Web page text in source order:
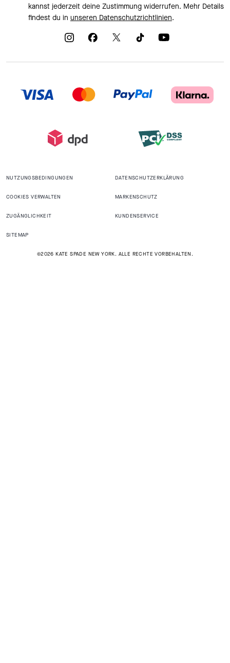
kannst jederzeit deine Zustimmung widerrufen. Mehr Details
findest du in unseren Datenschutzrichtlinien.
NUTZUNGSBEDINGUNGEN DATENSCHUTZERKLÄRUNG
COOKIES VERWALTEN MARKENSCHUTZ
ZUGÄNGLICHKEIT KUNDENSERVICE
SITEMAP
©2026 KATE SPADE NEW YORK. ALLE RECHTE VORBEHALTEN.